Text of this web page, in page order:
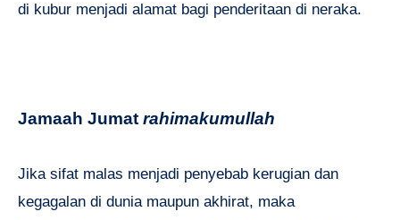
di kubur menjadi alamat bagi penderitaan di neraka.
Jamaah Jumat rahimakumullah
Jika sifat malas menjadi penyebab kerugian dan
kegagalan di dunia maupun akhirat, maka